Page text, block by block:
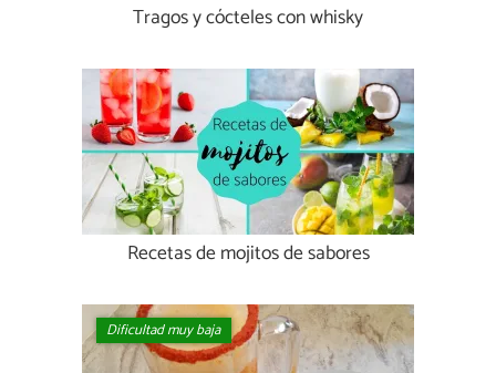
Tragos y cócteles con whisky
Recetas de mojitos de sabores
Dificultad muy baja